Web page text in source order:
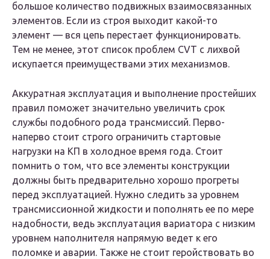
большое количество подвижных взаимосвязанных
элементов. Если из строя выходит какой-то
элемент — вся цепь перестает функционировать.
Тем не менее, этот список проблем CVT с лихвой
искупается преимуществами этих механизмов.
Аккуратная эксплуатация и выполнение простейших
правил поможет значительно увеличить срок
службы подобного рода трансмиссий. Перво-
наперво стоит строго ограничить стартовые
нагрузки на КП в холодное время года. Стоит
помнить о том, что все элементы конструкции
должны быть предварительно хорошо прогреты
перед эксплуатацией. Нужно следить за уровнем
трансмиссионной жидкости и пополнять ее по мере
надобности, ведь эксплуатация вариатора с низким
уровнем наполнителя напрямую ведет к его
поломке и аварии. Также не стоит геройствовать во